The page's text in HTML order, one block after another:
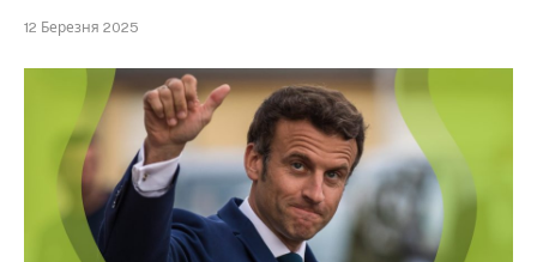
12 Березня 2025